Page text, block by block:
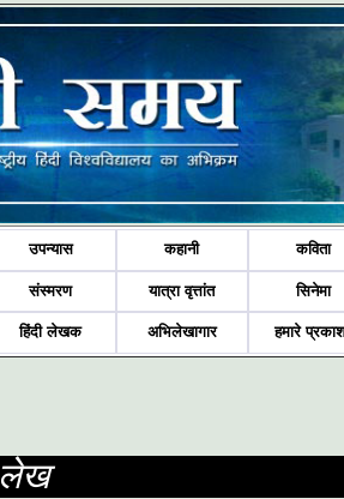
उपन्यास कहानी कविता
संस्मरण यात्रा वृत्तांत सिनेमा
हिंदी लेखक अभिलेखागार हमारे
लेख